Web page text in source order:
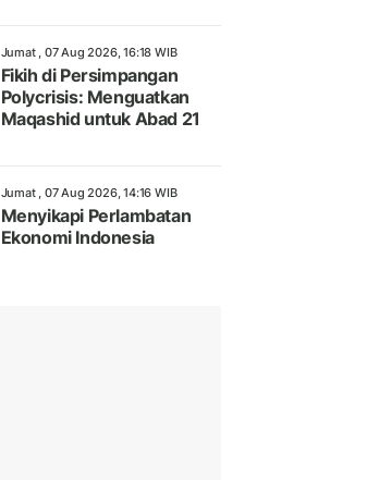
Jumat , 07 Aug 2026, 16:18 WIB
Fikih di Persimpangan
Polycrisis: Menguatkan
Maqashid untuk Abad 21
Jumat , 07 Aug 2026, 14:16 WIB
Menyikapi Perlambatan
Ekonomi Indonesia